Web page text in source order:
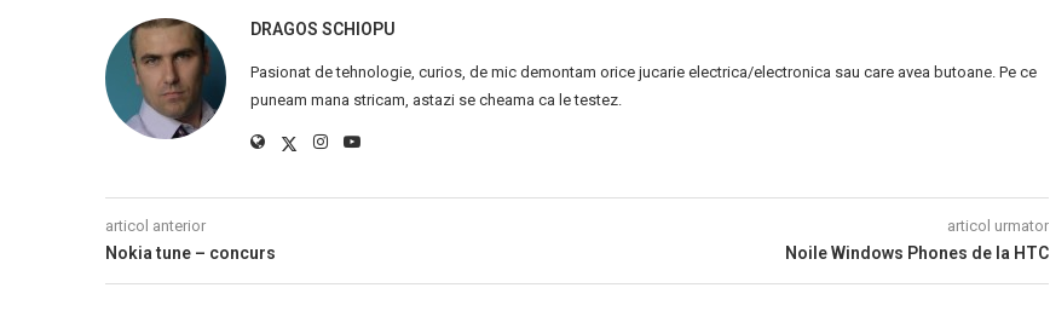
DRAGOS SCHIOPU
Pasionat de tehnologie, curios, de mic demontam orice jucarie electrica/electronica sau care avea butoane. Pe ce
puneam mana stricam, astazi se cheama ca le testez.
articol anterior
Nokia tune – concurs
articol urmator
Noile Windows Phones de la HTC